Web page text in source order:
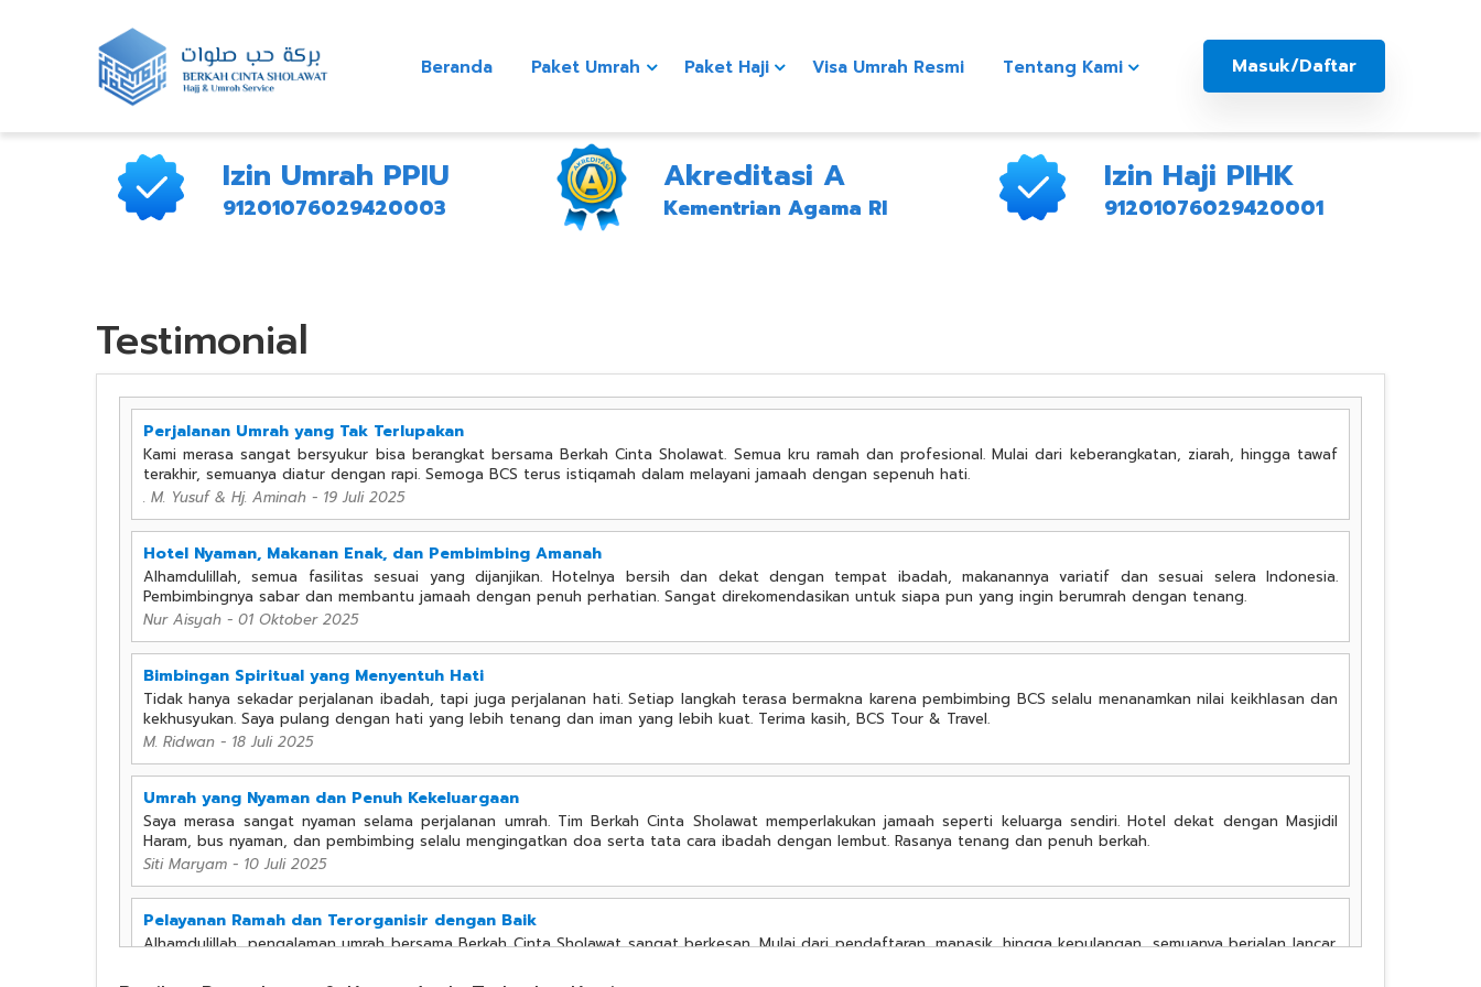
Beranda Paket Umrah Paket Haji Visa Umrah Resmi Tentang Kami Masuk/Daftar
Izin Umrah PPIU
91201076029420003
Akreditasi A
Kementrian Agama RI
Izin Haji PIHK
91201076029420001
Testimonial
Perjalanan Umrah yang Tak Terlupakan
Kami merasa sangat bersyukur bisa berangkat bersama Berkah Cinta Sholawat. Semua kru ramah dan profesional. Mulai dari keberangkatan, ziarah, hingga tawaf
terakhir, semuanya diatur dengan rapi. Semoga BCS terus istiqamah dalam melayani jamaah dengan sepenuh hati.
. M. Yusuf & Hj. Aminah - 19 Juli 2025
Hotel Nyaman, Makanan Enak, dan Pembimbing Amanah
Alhamdulillah, semua fasilitas sesuai yang dijanjikan. Hotelnya bersih dan dekat dengan tempat ibadah, makanannya variatif dan sesuai selera Indonesia.
Pembimbingnya sabar dan membantu jamaah dengan penuh perhatian. Sangat direkomendasikan untuk siapa pun yang ingin berumrah dengan tenang.
Nur Aisyah - 01 Oktober 2025
Bimbingan Spiritual yang Menyentuh Hati
Tidak hanya sekadar perjalanan ibadah, tapi juga perjalanan hati. Setiap langkah terasa bermakna karena pembimbing BCS selalu menanamkan nilai keikhlasan dan
kekhusyukan. Saya pulang dengan hati yang lebih tenang dan iman yang lebih kuat. Terima kasih, BCS Tour & Travel.
M. Ridwan - 18 Juli 2025
Umrah yang Nyaman dan Penuh Kekeluargaan
Saya merasa sangat nyaman selama perjalanan umrah. Tim Berkah Cinta Sholawat memperlakukan jamaah seperti keluarga sendiri. Hotel dekat dengan Masjidil
Haram, bus nyaman, dan pembimbing selalu mengingatkan doa serta tata cara ibadah dengan lembut. Rasanya tenang dan penuh berkah.
Siti Maryam - 10 Juli 2025
Pelayanan Ramah dan Terorganisir dengan Baik
Alhamdulillah, pengalaman umrah bersama Berkah Cinta Sholawat sangat berkesan. Mulai dari pendaftaran, manasik, hingga kepulangan, semuanya berjalan lancar.